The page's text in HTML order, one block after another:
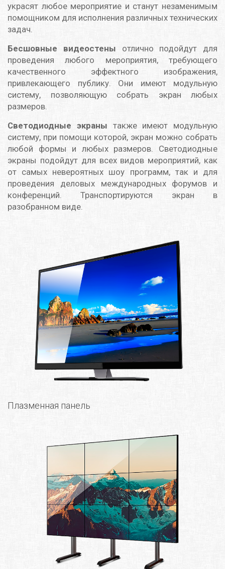
украсят любое мероприятие и станут незаменимым
помощником для исполнения различных технических
задач.
Бесшовные видеостены отлично подойдут для
проведения любого мероприятия, требующего
качественного эффектного изображения,
привлекающего публику. Они имеют модульную
систему, позволяющую собрать экран любых
размеров.
Светодиодные экраны также имеют модульную
систему, при помощи которой, экран можно собрать
любой формы и любых размеров. Светодиодные
экраны подойдут для всех видов мероприятий, как
от самых невероятных шоу программ, так и для
проведения деловых международных форумов и
конференций. Транспортируются экран в
разобранном виде.
Плазменная панель